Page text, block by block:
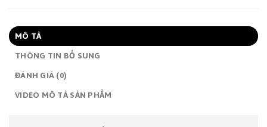
MÔ TẢ
THÔNG TIN BỔ SUNG
ĐÁNH GIÁ (0)
VIDEO MÔ TẢ SẢN PHẨM